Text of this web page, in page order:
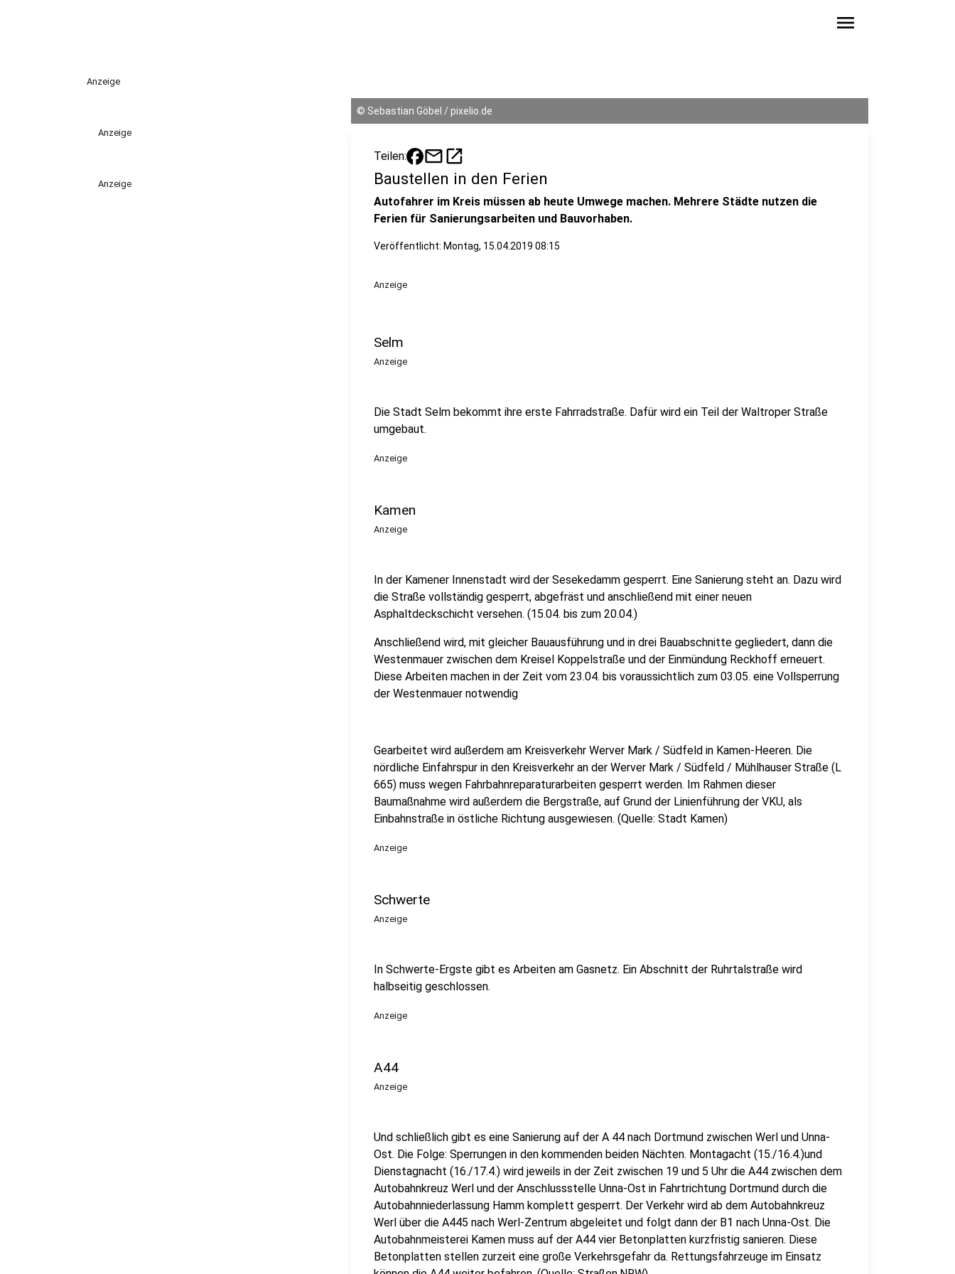
menu
Anzeige
Anzeige
Anzeige
© Sebastian Göbel / pixelio.de
Teilen: mailopen_in_new
Baustellen in den Ferien
Autofahrer im Kreis müssen ab heute Umwege machen. Mehrere Städte nutzen die
Ferien für Sanierungsarbeiten und Bauvorhaben.
Veröffentlicht: Montag, 15.04.2019 08:15
Anzeige
Selm
Anzeige
Die Stadt Selm bekommt ihre erste Fahrradstraße. Dafür wird ein Teil der Waltroper Straße
umgebaut.
Anzeige
Kamen
Anzeige
In der Kamener Innenstadt wird der Sesekedamm gesperrt. Eine Sanierung steht an. Dazu wird
die Straße vollständig gesperrt, abgefräst und anschließend mit einer neuen
Asphaltdeckschicht versehen. (15.04. bis zum 20.04.)
Anschließend wird, mit gleicher Bauausführung und in drei Bauabschnitte gegliedert, dann die
Westenmauer zwischen dem Kreisel Koppelstraße und der Einmündung Reckhoff erneuert.
Diese Arbeiten machen in der Zeit vom 23.04. bis voraussichtlich zum 03.05. eine Vollsperrung
der Westenmauer notwendig
Gearbeitet wird außerdem am Kreisverkehr Werver Mark / Südfeld in Kamen-Heeren. Die
nördliche Einfahrspur in den Kreisverkehr an der Werver Mark / Südfeld / Mühlhauser Straße (L
665) muss wegen Fahrbahnreparaturarbeiten gesperrt werden. Im Rahmen dieser
Baumaßnahme wird außerdem die Bergstraße, auf Grund der Linienführung der VKU, als
Einbahnstraße in östliche Richtung ausgewiesen. (Quelle: Stadt Kamen)
Anzeige
Schwerte
Anzeige
In Schwerte-Ergste gibt es Arbeiten am Gasnetz. Ein Abschnitt der Ruhrtalstraße wird
halbseitig geschlossen.
Anzeige
A44
Anzeige
Und schließlich gibt es eine Sanierung auf der A 44 nach Dortmund zwischen Werl und Unna-
Ost. Die Folge: Sperrungen in den kommenden beiden Nächten. Montagacht (15./16.4.)und
Dienstagnacht (16./17.4.) wird jeweils in der Zeit zwischen 19 und 5 Uhr die A44 zwischen dem
Autobahnkreuz Werl und der Anschlussstelle Unna-Ost in Fahrtrichtung Dortmund durch die
Autobahnniederlassung Hamm komplett gesperrt. Der Verkehr wird ab dem Autobahnkreuz
Werl über die A445 nach Werl-Zentrum abgeleitet und folgt dann der B1 nach Unna-Ost. Die
Autobahnmeisterei Kamen muss auf der A44 vier Betonplatten kurzfristig sanieren. Diese
Betonplatten stellen zurzeit eine große Verkehrsgefahr da. Rettungsfahrzeuge im Einsatz